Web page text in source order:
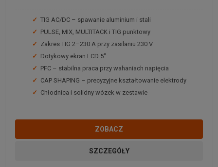
✓ TIG AC/DC – spawanie aluminium i stali
✓ PULSE, MIX, MULTITACK i TIG punktowy
✓ Zakres TIG 2–230 A przy zasilaniu 230 V
✓ Dotykowy ekran LCD 5"
✓ PFC – stabilna praca przy wahaniach napięcia
✓ CAP SHAPING – precyzyjne kształtowanie elektrody
✓ Chłodnica i solidny wózek w zestawie
ZOBACZ
SZCZEGÓŁY